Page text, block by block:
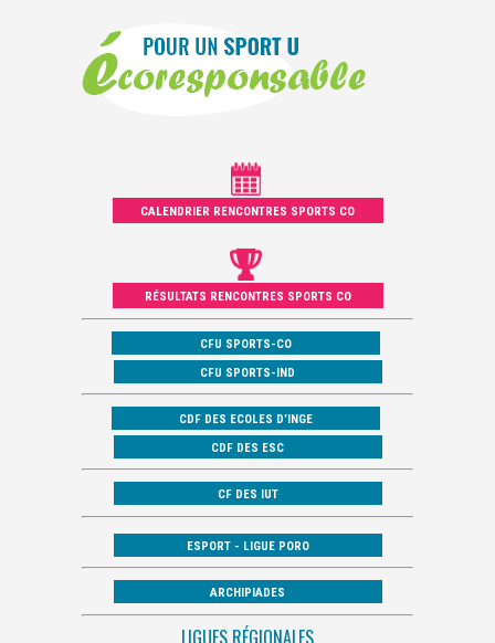
CALENDRIER RENCONTRES SPORTS CO
RÉSULTATS RENCONTRES SPORTS CO
CFU SPORTS-CO
CFU SPORTS-IND
CDF DES ECOLES D’INGE
CDF DES ESC
CF DES IUT
ESPORT - LIGUE PORO
ARCHIPIADES